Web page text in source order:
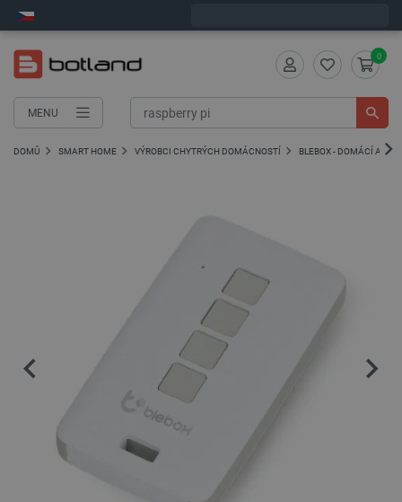
MENU
0
DOMŮ SMART HOME VÝROBCI CHYTRÝCH DOMÁCNOSTÍ BLEBOX - DOMÁCÍ